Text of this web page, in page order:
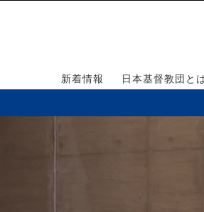
新着情報 日本基督教団と